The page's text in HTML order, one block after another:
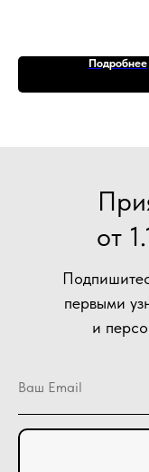
Подробнее
первыми
и
от